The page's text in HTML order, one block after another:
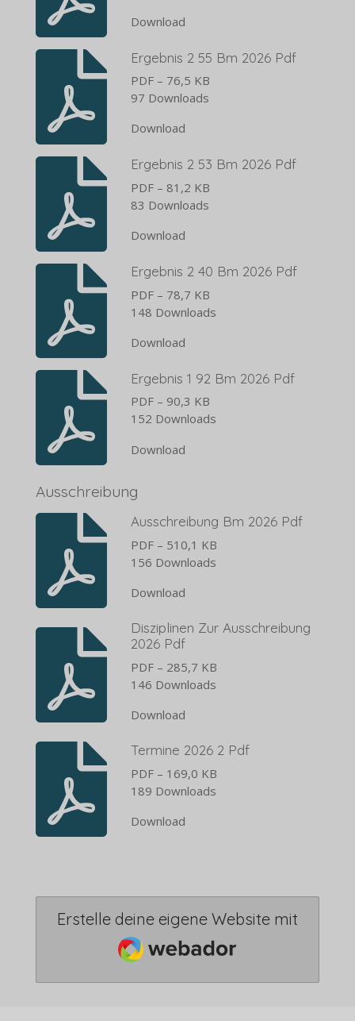
Download
Ergebnis 2 55 Bm 2026 Pdf
PDF – 76,5 KB
97 Downloads
Download
Ergebnis 2 53 Bm 2026 Pdf
PDF – 81,2 KB
83 Downloads
Download
Ergebnis 2 40 Bm 2026 Pdf
PDF – 78,7 KB
148 Downloads
Download
Ergebnis 1 92 Bm 2026 Pdf
PDF – 90,3 KB
152 Downloads
Download
Ausschreibung
Ausschreibung Bm 2026 Pdf
PDF – 510,1 KB
156 Downloads
Download
Disziplinen Zur Ausschreibung
2026 Pdf
PDF – 285,7 KB
146 Downloads
Download
Termine 2026 2 Pdf
PDF – 169,0 KB
189 Downloads
Download
Erstelle deine eigene Website mit
Webador